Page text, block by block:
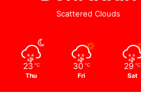
Scattered Clouds
23 ℃
Thu
30 ℃
Fri
29 ℃
Sat